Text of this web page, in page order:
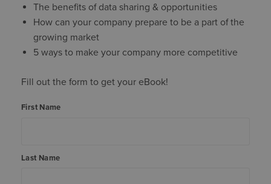
The benefits of data sharing & opportunities
How can your company prepare to be a part of the
growing market
5 ways to make your company more competitive
Fill out the form to get your eBook!
First Name
Last Name